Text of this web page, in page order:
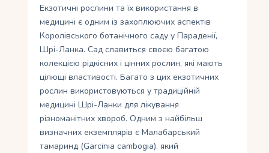
Екзотичні рослини та їх використання в
медицині є одним із захоплюючих аспектів
Королівського ботанічного саду у Параденії,
Шрі-Ланка. Сад славиться своєю багатою
колекцією рідкісних і цінних рослин, які мають
цілющі властивості. Багато з цих екзотичних
рослин використовуються у традиційній
медицині Шрі-Ланки для лікування
різноманітних хвороб. Одним з найбільш
визначних екземплярів є Малабарський
тамаринд (Garcinia cambogia), який